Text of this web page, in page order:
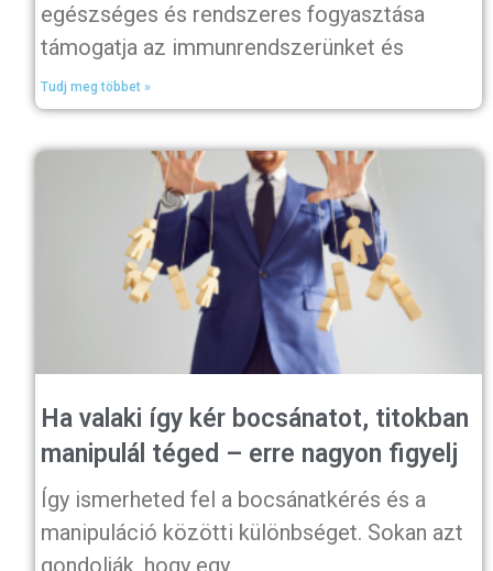
egészséges és rendszeres fogyasztása
támogatja az immunrendszerünket és
Tudj meg többet »
Ha valaki így kér bocsánatot, titokban
manipulál téged – erre nagyon figyelj
Így ismerheted fel a bocsánatkérés és a
manipuláció közötti különbséget. Sokan azt
gondolják, hogy egy